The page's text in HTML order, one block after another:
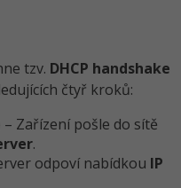
tzv. DHCP handshake
čtyř kroků:
– Zařízení pošle do sítě
.
odpoví nabídkou IP